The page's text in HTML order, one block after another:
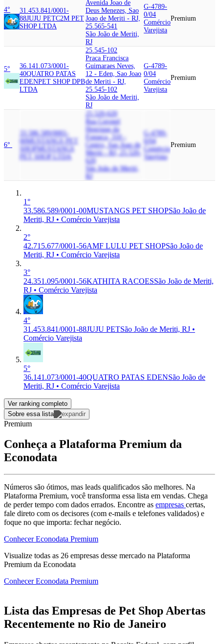
4°
31.453.841/0001-
88JUJU PETC2M PET
SHOP LTDA
Avenida Joao de
Deus Menezes, Sao
Joao de Meriti - RJ,
25.565-541
São João de Meriti,
RJ
G-4789-
0/04
Comércio
Varejista
Premium
5°
36.141.073/0001-
40QUATRO PATAS
EDENPET SHOP DPB
LTDA
25.545-102
Praca Francisca
Guimaraes Neves,
12 - Eden, Sao Joao
de Meriti - RJ,
25.545-102
São João de Meriti,
RJ
G-4789-
0/04
Comércio
Varejista
Premium
6°
33.586.589/0001-
00 MUSTANGS PET
SHOP
MUSTANGS
PET SHOP LTDA
25.520-620
Rua Coronel
Henrique da
Fonseca, 310 -
Centro, Sao Joao de
Meriti - RJ, 25.520-
620
São João de Meriti,
G-4789-
0/04
Comércio
Varejista
Premium
1°
33.586.589/0001-00MUSTANGS PET SHOPSão João de
Meriti, RJ • Comércio Varejista
2°
42.715.677/0001-56AMF LULU PET SHOPSão João de
Meriti, RJ • Comércio Varejista
3°
24.351.095/0001-56KATHITA RACOESSão João de Meriti,
RJ • Comércio Varejista
4°
31.453.841/0001-88JUJU PETSão João de Meriti, RJ •
Comércio Varejista
5°
36.141.073/0001-40QUATRO PATAS EDENSão João de
Meriti, RJ • Comércio Varejista
Ver ranking completo
Sobre essa lista
Premium
Conheça a Plataforma Premium da
Econodata
Números são ótimos, mas leads qualificados são melhores. Na
Plataforma Premium, você transforma essa lista em vendas. Chega
de perder tempo com dados errados. Encontre as empresas certas,
fale direto com os decisores (com e-mails e telefones validados) e
foque no que importa: fechar negócio.
Conhecer Econodata Premium
Visualize todas as 26 empresas desse mercado na Plataforma
Premium da Econodata
Conhecer Econodata Premium
Lista das Empresas de Pet Shop Abertas
Recentemente no Rio de Janeiro